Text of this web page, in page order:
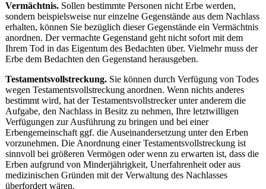
Vermächtnis.Sollen bestimmte Personen nicht Erbe werden,
sondern beispielsweise nur einzelne Gegenstände aus dem Nachlass
erhalten, können Sie bezüglich dieser Gegenstände ein Vermächtnis
anordnen. Der vermachte Gegenstand geht nicht sofort mit dem
Ihrem Tod in das Eigentum des Bedachten über. Vielmehr muss der
Erbe dem Bedachten den Gegenstand herausgeben.
Testamentsvollstreckung.Sie können durch Verfügung von Todes
wegen Testamentsvollstreckung anordnen. Wenn nichts anderes
bestimmt wird, hat der Testamentsvollstrecker unter anderem die
Aufgabe, den Nachlass in Besitz zu nehmen, Ihre letztwilligen
Verfügungen zur Ausführung zu bringen und bei einer
Erbengemeinschaft ggf. die Auseinandersetzung unter den Erben
vorzunehmen. Die Anordnung einer Testamentsvollstreckung ist
sinnvoll bei größeren Vermögen oder wenn zu erwarten ist, dass die
Erben aufgrund von Minderjährigkeit, Unerfahrenheit oder aus
medizinischen Gründen mit der Verwaltung des Nachlasses
überfordert wären.